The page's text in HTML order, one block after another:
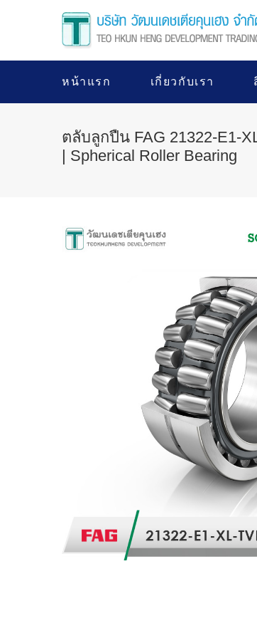
หน้าแรก เกี่ยวกับเรา
ตลับลูกปืน FAG 21322-E1-
| Spherical Roller Bearing